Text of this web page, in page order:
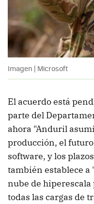
Imagen | Microsoft
El acuerdo está
parte del
ahora "Anduril
producción, el
software, y los
también establece a
nube de
todas las cargas de